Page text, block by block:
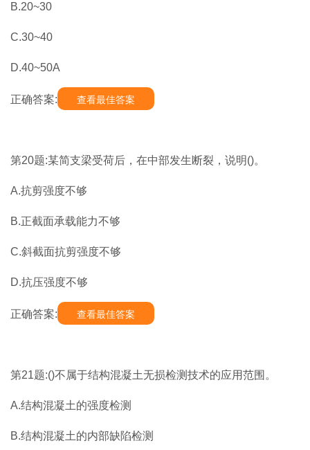
B.20~30
C.30~40
D.40~50A
正确答案: 查看最佳答案
第20题:某简支梁受荷后，在中部发生断裂，说明()。
A.抗剪强度不够
B.正截面承载能力不够
C.斜截面抗剪强度不够
D.抗压强度不够
正确答案: 查看最佳答案
第21题:()不属于结构混凝土无损检测技术的应用范围。
A.结构混凝土的强度检测
B.结构混凝土的内部缺陷检测